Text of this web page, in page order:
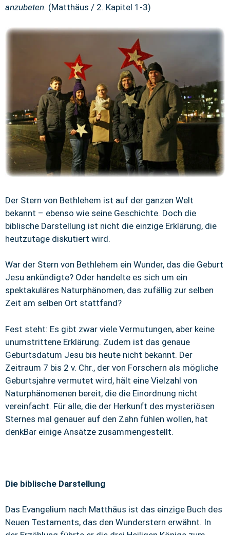
anzubeten. (Matthäus / 2. Kapitel 1-3)
Der Stern von Bethlehem ist auf der ganzen Welt
bekannt – ebenso wie seine Geschichte. Doch die
biblische Darstellung ist nicht die einzige Erklärung, die
heutzutage diskutiert wird.
War der Stern von Bethlehem ein Wunder, das die Geburt
Jesu ankündigte? Oder handelte es sich um ein
spektakuläres Naturphänomen, das zufällig zur selben
Zeit am selben Ort stattfand?
Fest steht: Es gibt zwar viele Vermutungen, aber keine
unumstrittene Erklärung. Zudem ist das genaue
Geburtsdatum Jesu bis heute nicht bekannt. Der
Zeitraum 7 bis 2 v. Chr., der von Forschern als mögliche
Geburtsjahre vermutet wird, hält eine Vielzahl von
Naturphänomenen bereit, die die Einordnung nicht
vereinfacht. Für alle, die der Herkunft des mysteriösen
Sternes mal genauer auf den Zahn fühlen wollen, hat
denkBar einige Ansätze zusammengestellt.
Die biblische Darstellung
Das Evangelium nach Matthäus ist das einzige Buch des
Neuen Testaments, das den Wunderstern erwähnt. In